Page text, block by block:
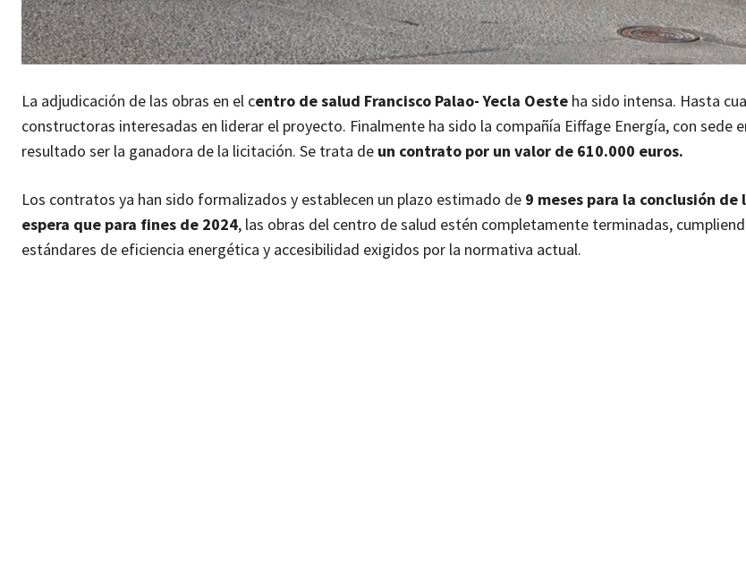
La adjudicación de las obras en el centro de salud Francisco Palao- Yecla Oeste ha sido intensa. Hasta
constructoras interesadas en liderar el proyecto. Finalmente ha sido la compañía Eiffage Energía, con sede
resultado ser la ganadora de la licitación. Se trata de un contrato por un valor de 610.000 euros.
Los contratos ya han sido formalizados y establecen un plazo estimado de 9 meses para la conclusión de
espera que para fines de 2024, las obras del centro de salud estén completamente terminadas,
estándares de eficiencia energética y accesibilidad exigidos por la normativa actual.